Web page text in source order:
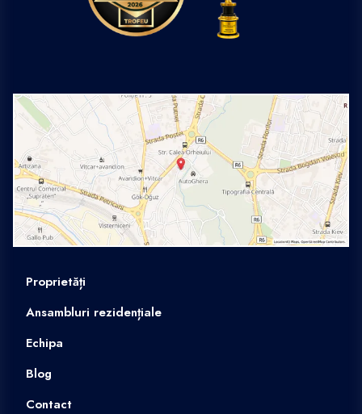
Proprietăți
Ansambluri rezidențiale
Echipa
Blog
Contact